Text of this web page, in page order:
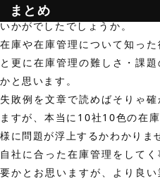
まとめ
いかがでしたでしょうか。
在庫や在庫管理について知っ
と更に在庫管理の難しさ・課
かと思います。
失敗例を文章で読めばそりゃ
ますが、本当に10社10色の在
様に問題が浮上するかわかりま
自社に合った在庫管理をして
要かとお思いますが、より良